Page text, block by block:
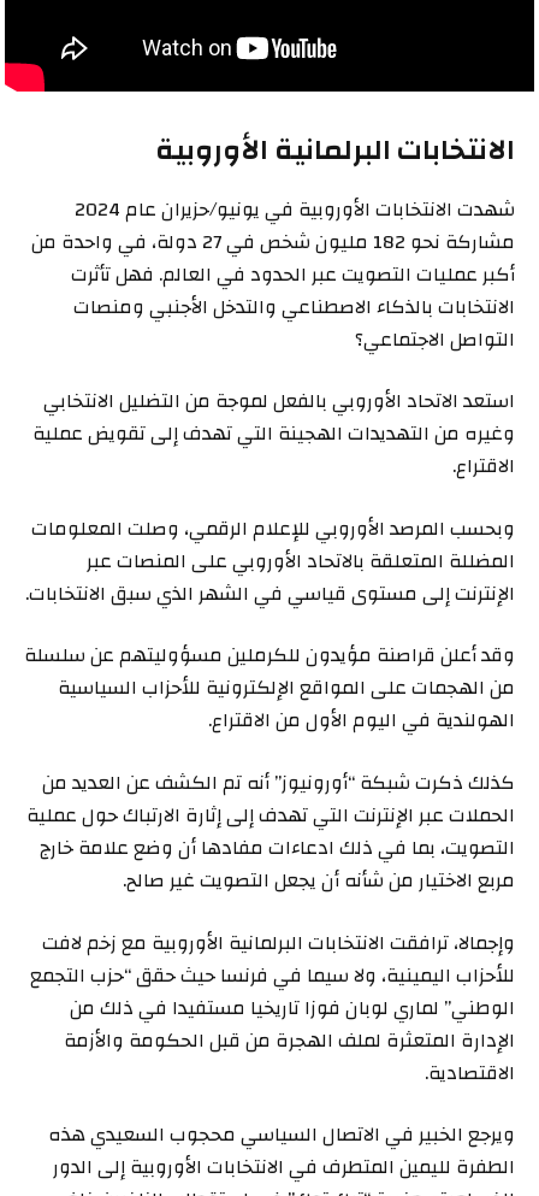
الانتخابات البرلمانية الأوروبية
شهدت الانتخابات الأوروبية في يونيو/حزيران عام 2024
مشاركة نحو 182 مليون شخص في 27 دولة، في واحدة من
أكبر عمليات التصويت عبر الحدود في العالم. فهل تأثرت
الانتخابات بالذكاء الاصطناعي والتدخل الأجنبي ومنصات
التواصل الاجتماعي؟
استعد الاتحاد الأوروبي بالفعل لموجة من التضليل الانتخابي
وغيره من التهديدات الهجينة التي تهدف إلى تقويض عملية
الاقتراع.
وبحسب المرصد الأوروبي للإعلام الرقمي، وصلت المعلومات
المضللة المتعلقة بالاتحاد الأوروبي على المنصات عبر
الإنترنت إلى مستوى قياسي في الشهر الذي سبق الانتخابات.
وقد أعلن قراصنة مؤيدون للكرملين مسؤوليتهم عن سلسلة
من الهجمات على المواقع الإلكترونية للأحزاب السياسية
الهولندية في اليوم الأول من الاقتراع.
كذلك ذكرت شبكة “أورونيوز” أنه تم الكشف عن العديد من
الحملات عبر الإنترنت التي تهدف إلى إثارة الارتباك حول عملية
التصويت، بما في ذلك ادعاءات مفادها أن وضع علامة خارج
مربع الاختيار من شأنه أن يجعل التصويت غير صالح.
وإجمالا، ترافقت الانتخابات البرلمانية الأوروبية مع زخم لافت
للأحزاب اليمينية، ولا سيما في فرنسا حيث حقق “حزب التجمع
الوطني” لماري لوبان فوزا تاريخيا مستفيدا في ذلك من
الإدارة المتعثرة لملف الهجرة من قبل الحكومة والأزمة
الاقتصادية.
ويرجع الخبير في الاتصال السياسي محجوب السعيدي هذه
الطفرة لليمين المتطرف في الانتخابات الأوروبية إلى الدور